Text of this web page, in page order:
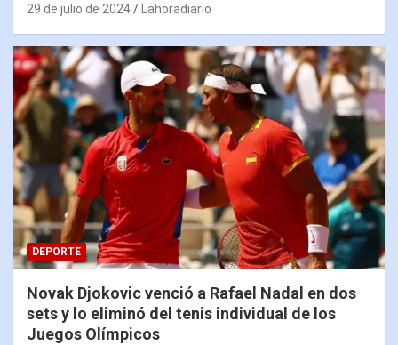
29 de julio de 2024 Lahoradiario
DEPORTE
Novak Djokovic venció a Rafael Nadal en dos
sets y lo eliminó del tenis individual de los
Juegos Olímpicos